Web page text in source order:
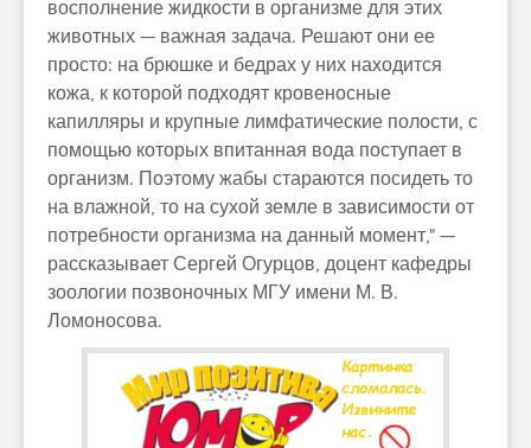
восполнение жидкости в организме для этих
животных — важная задача. Решают они ее
просто: на брюшке и бедрах у них находится
кожа, к которой подходят кровеносные
капилляры и крупные лимфатические полости, с
помощью которых впитанная вода поступает в
организм. Поэтому жабы стараются посидеть то
на влажной, то на сухой земле в зависимости от
потребности организма на данный момент," —
рассказывает Сергей Огурцов, доцент кафедры
зоологии позвоночных МГУ имени М. В.
Ломоносова.